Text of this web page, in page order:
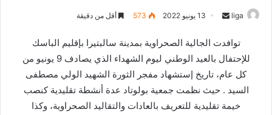
liga
n
d
a
n
e
13 يونيو 2022 573 أقل من دقيقة
توافدت الجالية الصحراوية بمدينة سالبتيرا بإقليم الباسك
للإحتفال بالعيد الوطني ليوم الشهداء الذي يصادف 9 يونيو من
كل عام، تاريخ إستشهاد مفجر الثورة الشهيد الولي مصطفى
السيد . حيث نظمت جمعية بولوتاد عدة أنشطة تقليدية كنصب
خيمة تقليدية للتعريف بالعادات والتقاليد الصحراوية، وكذا